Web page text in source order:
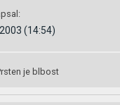
(14:54)
je blbost